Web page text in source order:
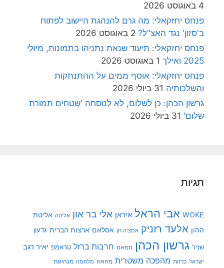
4 באוגוסט 2026
פנחס יחזקאלי: מה גרם להנהגת היישוב לפתוח
ב'סזון' נגד האצ"ל? 2 באוגוסט 2026
פנחס יחזקאלי: תיעוד שנאת נתניהו בתמונות, מיולי
2025 ואילך
1 באוגוסט 2026
פנחס יחזקאלי: אוסף ממים על ההתנתקות
והשלכותיה 31 ביולי 2026
גרשון הכהן: כן לשלום, לא לנוסחה 'שטחים תמורת
שלום' 31 ביולי 2026
תגיות
WOKE אבי הראל איראן אלי בר און אליטה אליטת
ההון אלעד רזניק אמציה חן אסלאם ארצות הברית גדעון
שניר גרשון הכהן חמאס חרבות ברזל טראמפ יאיר רגב
ישראל כרזות מהפכה משטרית מחאה מלחמה מנהיגות